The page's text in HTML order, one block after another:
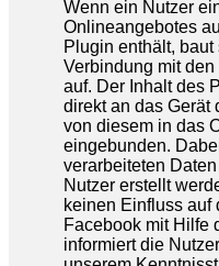
Wenn ein Nutzer
Onlineangebotes
Plugin enthält,
Verbindung mit
auf. Der Inhalt des
direkt an das Gerät
von diesem in das
eingebunden.
verarbeiteten
Nutzer erstellt
keinen Einfluss auf
Facebook mit Hilfe
informiert die